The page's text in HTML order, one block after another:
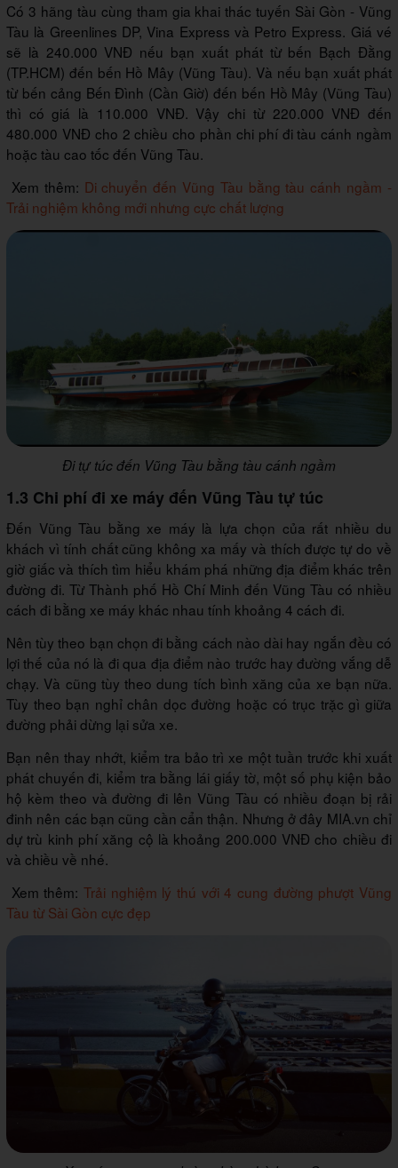
Có 3 hãng tàu cùng tham gia khai thác tuyến Sài Gòn - Vũng
Tàu là Greenlines DP, Vina Express và Petro Express. Giá vé
sẽ là 240.000 VNĐ nếu bạn xuất phát từ bến Bạch Đằng
(TP.HCM) đến bến Hồ Mây (Vũng Tàu). Và nếu bạn xuất phát
từ bến cảng Bến Đình (Cần Giờ) đến bến Hồ Mây (Vũng Tàu)
thì có giá là 110.000 VNĐ. Vậy chi từ 220.000 VNĐ đến
480.000 VNĐ cho 2 chiều cho phần chi phí đi tàu cánh ngầm
hoặc tàu cao tốc đến Vũng Tàu.
Xem thêm: Di chuyển đến Vũng Tàu bằng tàu cánh ngầm -
Trải nghiệm không mới nhưng cực chất lượng
Đi tự túc đến Vũng Tàu bằng tàu cánh ngầm
1.3 Chi phí đi xe máy đến Vũng Tàu tự túc
Đến Vũng Tàu bằng xe máy là lựa chọn của rất nhiều du
khách vì tính chất cũng không xa mấy và thích được tự do về
giờ giấc và thích tìm hiểu khám phá những địa điểm khác trên
đường đi. Từ Thành phố Hồ Chí Minh đến Vũng Tàu có nhiều
cách đi bằng xe máy khác nhau tính khoảng 4 cách đi.
Nên tùy theo bạn chọn đi bằng cách nào dài hay ngắn đều có
lợi thế của nó là đi qua địa điểm nào trước hay đường vắng dễ
chạy. Và cũng tùy theo dung tích bình xăng của xe bạn nữa.
Tùy theo bạn nghỉ chân dọc đường hoặc có trục trặc gì giữa
đường phải dừng lại sửa xe.
Bạn nên thay nhớt, kiểm tra bảo trì xe một tuần trước khi xuất
phát chuyến đi, kiểm tra bằng lái giấy tờ, một số phụ kiện bảo
hộ kèm theo và đường đi lên Vũng Tàu có nhiều đoạn bị rải
đinh nên các bạn cũng cần cẩn thận. Nhưng ở đây MIA.vn chỉ
dự trù kinh phí xăng cộ là khoảng 200.000 VNĐ cho chiều đi
và chiều về nhé.
Xem thêm: Trải nghiệm lý thú với 4 cung đường phượt Vũng
Tàu từ Sài Gòn cực đẹp